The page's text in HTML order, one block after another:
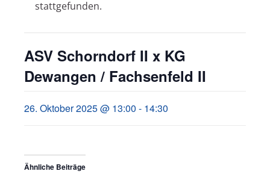
stattgefunden.
ASV Schorndorf II x KG
Dewangen / Fachsenfeld II
26. Oktober 2025 @ 13:00 - 14:30
Ähnliche Beiträge